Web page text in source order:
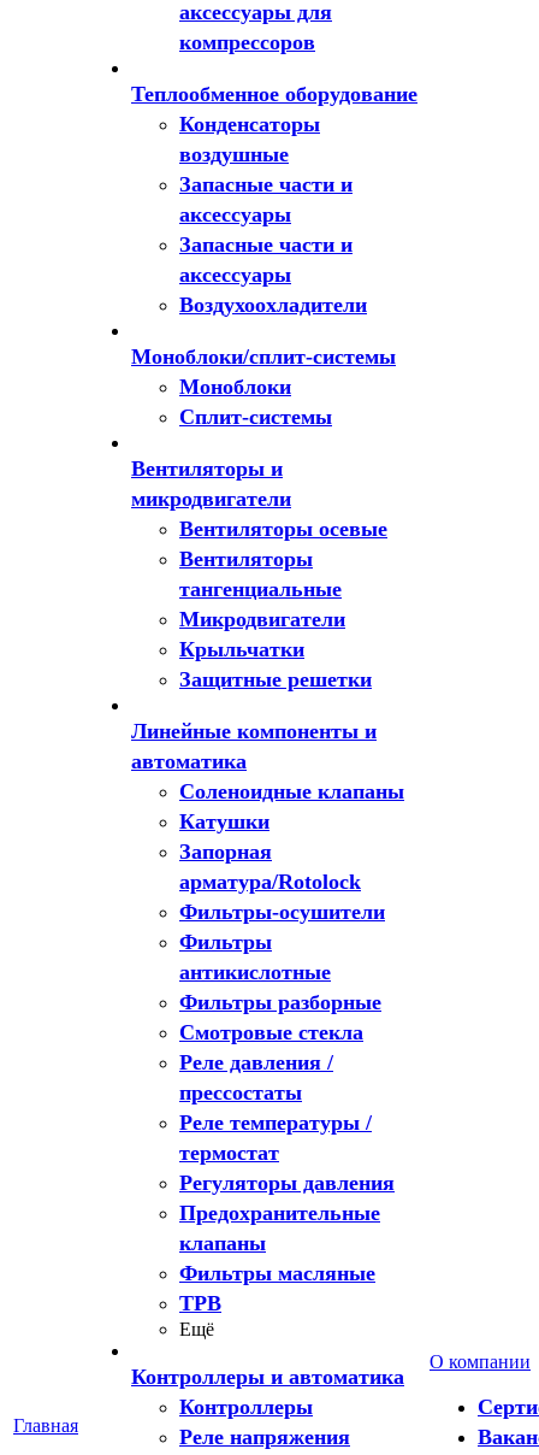
Главная
аксессуары для
компрессоров
Теплообменное оборудование
Конденсаторы
воздушные
Запасные части и
аксессуары
Запасные части и
аксессуары
Воздухоохладители
Моноблоки/сплит-системы
Моноблоки
Сплит-системы
Вентиляторы и
микродвигатели
Вентиляторы осевые
Вентиляторы
тангенциальные
Микродвигатели
Крыльчатки
Защитные решетки
Линейные компоненты и
автоматика
Соленоидные клапаны
Катушки
Запорная
арматура/Rotolock
Фильтры-осушители
Фильтры
антикислотные
Фильтры разборные
Смотровые стекла
Реле давления /
прессостаты
Реле температуры /
термостат
Регуляторы давления
Предохранительные
клапаны
Фильтры масляные
ТРВ
Ещё
Контроллеры и автоматика
Контроллеры
Реле напряжения
О компании